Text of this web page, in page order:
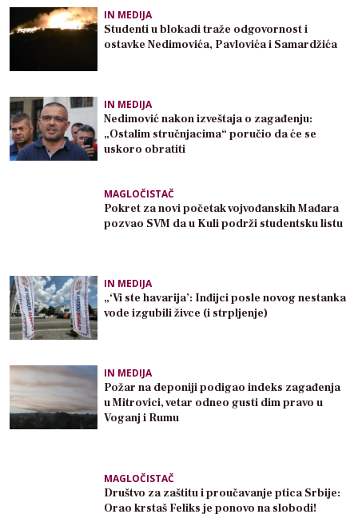
IN MEDIJA
Studenti u blokadi traže odgovornost i
ostavke Nedimovića, Pavlovića i Samardžića
IN MEDIJA
Nedimović nakon izveštaja o zagađenju:
„Ostalim stručnjacima“ poručio da će se
uskoro obratiti
MAGLOČISTAČ
Pokret za novi početak vojvođanskih Mađara
pozvao SVM da u Kuli podrži studentsku listu
IN MEDIJA
„‘Vi ste havarija’: Inđijci posle novog nestanka
vode izgubili živce (i strpljenje)
IN MEDIJA
Požar na deponiji podigao indeks zagađenja
u Mitrovici, vetar odneo gusti dim pravo u
Voganj i Rumu
MAGLOČISTAČ
Društvo za zaštitu i proučavanje ptica Srbije:
Orao krstaš Feliks je ponovo na slobodi!